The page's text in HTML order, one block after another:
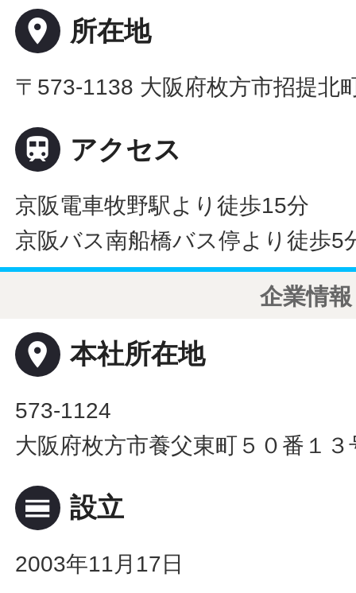
place 所在地
〒573-1138 大阪府枚方市招提北
 アクセス
京阪電車牧野駅より徒歩15分
京阪バス南船橋バス停より徒歩5
企業情報
place 本社所在地
573-1124
大阪府枚方市養父東町５０番１３
calendar_view_day 設立
2003年11月17日